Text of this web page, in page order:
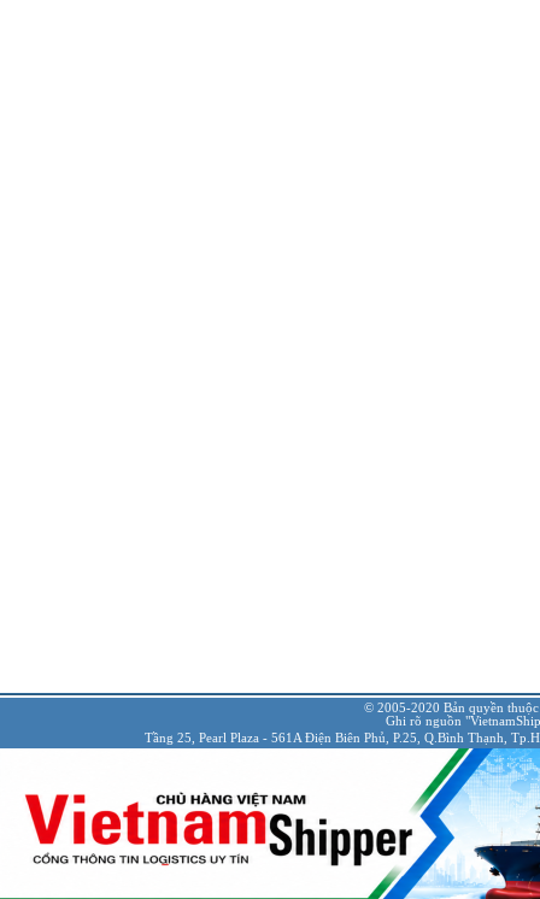
© 2005-2020 Bản quyền
Ghi rõ nguồn
Tầng 25, Pearl Plaza - 561A Điện Biên Phủ, P.25, Q.Bình Thạnh,